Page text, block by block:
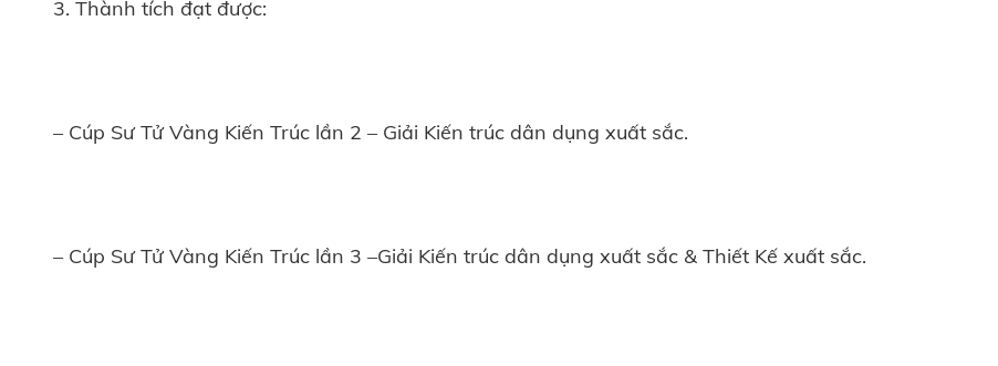
3. Thành tích đạt được:
– Cúp Sư Tử Vàng Kiến Trúc lần 2 – Giải Kiến trúc dân dụng xuất sắc.
– Cúp Sư Tử Vàng Kiến Trúc lần 3 –Giải Kiến trúc dân dụng xuất sắc & Thiết Kế xuất sắc.